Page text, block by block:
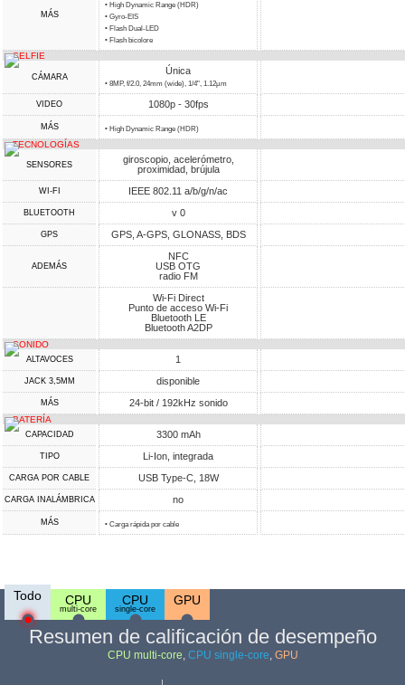
MÁS
• High Dynamic Range (HDR)
• Gyro-EIS
• Flash Dual-LED
• Flash bicolore
SELFIE
CÁMARA
Única
• 8MP, f/2.0, 24mm (wide), 1/4", 1.12µm
VIDEO 1080p - 30fps
MÁS • High Dynamic Range (HDR)
TECNOLOGÍAS
SENSORES
giroscopio, acelerómetro,
proximidad, brújula
WI-FI IEEE 802.11 a/b/g/n/ac
BLUETOOTH v 0
GPS GPS, A-GPS, GLONASS, BDS
ADEMÁS
NFC
USB OTG
radio FM
Wi-Fi Direct
Punto de acceso Wi-Fi
Bluetooth LE
Bluetooth A2DP
SONIDO
ALTAVOCES 1
JACK 3,5MM disponible
MÁS 24-bit / 192kHz sonido
BATERÍA
CAPACIDAD 3300 mAh
TIPO Li-Ion, integrada
CARGA POR CABLE USB Type-C, 18W
CARGA INALÁMBRICA no
MÁS • Carga rápida por cable
Todo CPU
multi-core
CPU
single-core
GPU
Resumen de calificación de desempeño
CPU multi-core, CPU single-core, GPU